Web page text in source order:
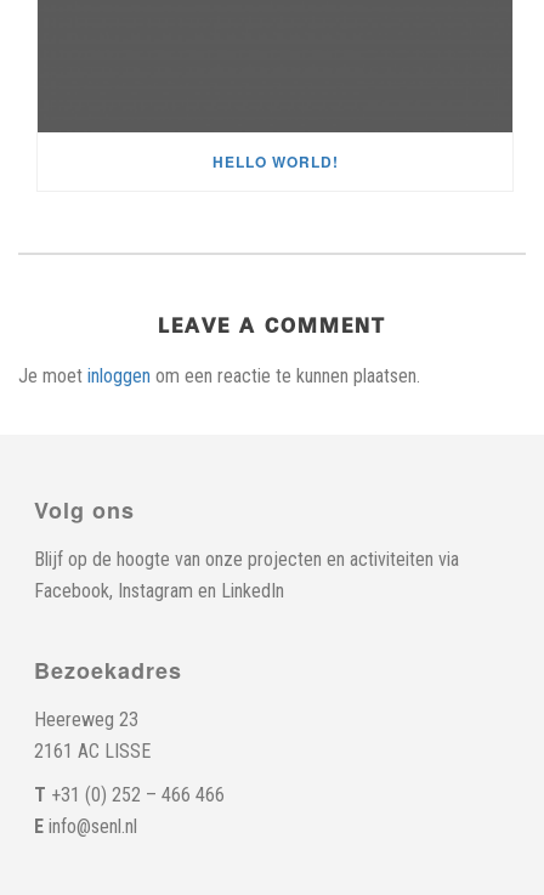
HELLO WORLD!
LEAVE A COMMENT
Je moet inloggen om een reactie te kunnen plaatsen.
Volg ons
Blijf op de hoogte van onze projecten en activiteiten via
Facebook, Instagram en LinkedIn
Bezoekadres
Heereweg 23
2161 AC LISSE
T +31 (0) 252 – 466 466
E info@senl.nl